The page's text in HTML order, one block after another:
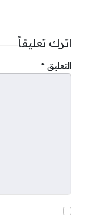
اترك تعليقاً
التعليق *